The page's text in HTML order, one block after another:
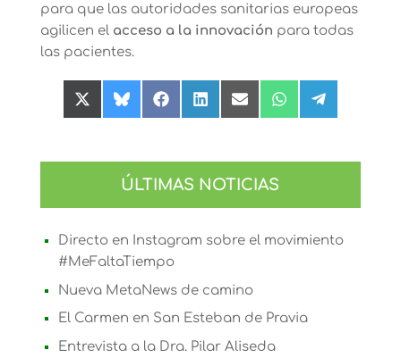
para que las autoridades sanitarias europeas
agilicen el acceso a la innovación para todas
las pacientes.
Compartir
en
Compartir
en
Compartir
en
Compartir
en
Compartir
en
Compartir
en
Compartir
en
ÚLTIMAS NOTICIAS
Directo en Instagram sobre el movimiento
#MeFaltaTiempo
Nueva MetaNews de camino
El Carmen en San Esteban de Pravia
Entrevista a la Dra. Pilar Aliseda